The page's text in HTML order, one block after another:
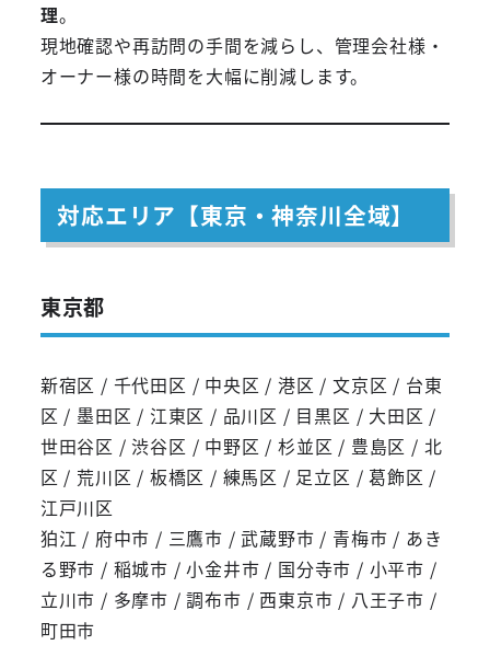
理。
現地確認や再訪問の手間を減らし、管理会社様・
オーナー様の時間を大幅に削減します。
対応エリア【東京・神奈川全域】
東京都
新宿区 / 千代田区 / 中央区 / 港区 / 文京区 / 台東
区 / 墨田区 / 江東区 / 品川区 / 目黒区 / 大田区 /
世田谷区 / 渋谷区 / 中野区 / 杉並区 / 豊島区 / 北
区 / 荒川区 / 板橋区 / 練馬区 / 足立区 / 葛飾区 /
江戸川区
狛江 / 府中市 / 三鷹市 / 武蔵野市 / 青梅市 / あき
る野市 / 稲城市 / 小金井市 / 国分寺市 / 小平市 /
立川市 / 多摩市 / 調布市 / 西東京市 / 八王子市 /
町田市